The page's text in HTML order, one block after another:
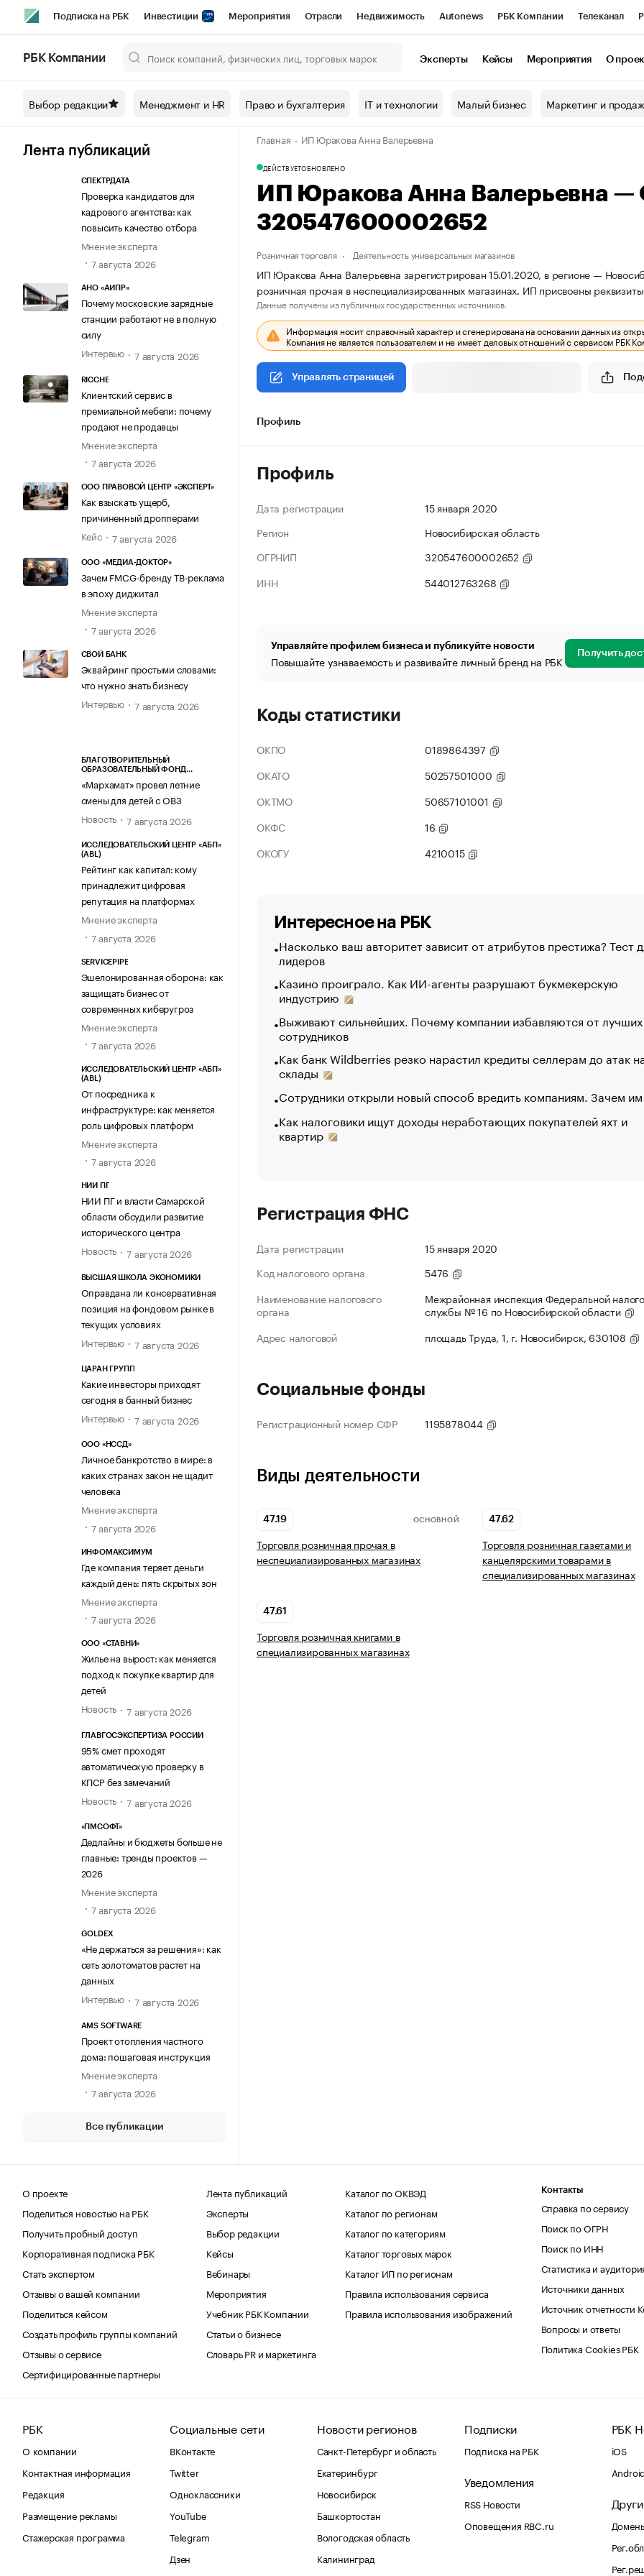
Подписка на РБК Инвестиции Мероприятия Отрасли Недвижимость Autonews РБК Компании Телеканал
Спецпроекты СПб Конференции СПб Спецпроекты Проверка контрагентов
Технологии и медиа Рынок наличной валюты
РБК Компании Эксперты Кейсы Мероприятия О
Выбор редакции Менеджмент и HR Право и бухгалтерия IT и технологии Малый бизнес Маркетинг и
Лента публикаций
СПЕКТРДАТА
Проверка кандидатов для
кадрового агентства: как
повысить качество отбора
Мнение эксперта
7 августа 2026
АНО «АИПР»
Почему московские зарядные
станции работают не в полную
силу
Интервью
7 августа 2026
RICCHE
Клиентский сервис в
премиальной мебели: почему
продают не продавцы
Мнение эксперта
7 августа 2026
ООО ПРАВОВОЙ ЦЕНТР «ЭКСПЕРТ»
Как взыскать ущерб,
причиненный дропперами
Кейс
7 августа 2026
ООО «МЕДИА-ДОКТОР»
Зачем FMCG-бренду ТВ-реклама
в эпоху диджитал
Мнение эксперта
7 августа 2026
СВОЙ БАНК
Эквайринг простыми словами:
что нужно знать бизнесу
Интервью
7 августа 2026
БЛАГОТВОРИТЕЛЬНЫЙ
ОБРАЗОВАТЕЛЬНЫЙ ФОНД
«Мархамат» провел летние
смены для детей с ОВЗ
Новость
7 августа 2026
ИССЛЕДОВАТЕЛЬСКИЙ ЦЕНТР «АБП»
(ABL)
Рейтинг как капитал: кому
принадлежит цифровая
репутация на платформах
Мнение эксперта
7 августа 2026
SERVICEPIPE
Эшелонированная оборона: как
защищать бизнес от
современных киберугроз
Мнение эксперта
7 августа 2026
ИССЛЕДОВАТЕЛЬСКИЙ ЦЕНТР «АБП»
(ABL)
От посредника к
инфраструктуре: как меняется
роль цифровых платформ
Мнение эксперта
7 августа 2026
НИИ ПГ
НИИ ПГ и власти Самарской
области обсудили развитие
исторического центра
Новость
7 августа 2026
ВЫСШАЯ ШКОЛА ЭКОНОМИКИ
Оправдана ли консервативная
позиция на фондовом рынке в
текущих условиях
Интервью
7 августа 2026
ЦАРАН ГРУПП
Какие инвесторы приходят
сегодня в банный бизнес
Интервью
7 августа 2026
ООО «НССД»
Личное банкротство в мире: в
каких странах закон не щадит
человека
Мнение эксперта
7 августа 2026
ИНФОМАКСИМУМ
Где компания теряет деньги
каждый день: пять скрытых зон
Мнение эксперта
7 августа 2026
ООО «СТАВНИ»
Жилье на вырост: как меняется
подход к покупке квартир для
детей
Новость
7 августа 2026
ГЛАВГОСЭКСПЕРТИЗА РОССИИ
95% смет проходят
автоматическую проверку в
КПСР без замечаний
Новость
7 августа 2026
«ПМСОФТ»
Дедлайны и бюджеты больше не
главные: тренды проектов —
2026
Мнение эксперта
7 августа 2026
GOLDEX
«Не держаться за решения»: как
сеть золотоматов растет на
данных
Интервью
7 августа 2026
AMS SOFTWARE
Проект отопления частного
дома: пошаговая инструкция
Мнение эксперта
7 августа 2026
Все публикации
Главная ИП Юракова Анна Валерьевна
ДЕЙСТВУЕТОБНОВЛЕНО
ИП Юракова Анна Валерьевна
320547600002652
Розничная торговля Деятельность универсальных магазинов
ИП Юракова Анна Валерьевна зарегистрирован 15.01.2020, в регионе —
розничная прочая в неспециализированных магазинах. ИП присвоены
Данные получены из публичных государственных источников.
Информация носит справочный характер и сгенерирована на основании данных из
Компания не является пользователем и не имеет деловых отношений с сервисом РБК
Управлять страницей
Профиль
Профиль
Дата регистрации
15 января 2020
Регион
Новосибирская область
ОГРНИП
320547600002652
ИНН
544012763268
Управляйте профилем бизнеса и публикуйте новости
Повышайте узнаваемость и развивайте личный бренд на РБК Получить
Коды статистики
ОКПО
0189864397
ОКАТО
50257501000
ОКТМО
50657101001
ОКФС
16
ОКОГУ
4210015
Интересное на РБК
Насколько ваш авторитет зависит от атрибутов престижа? Тест
лидеров
Казино проиграло. Как ИИ-агенты разрушают букмекерскую
индустрию
Выживают сильнейших. Почему компании избавляются от лучших
сотрудников
Как банк Wildberries резко нарастил кредиты селлерам до атак
склады
Сотрудники открыли новый способ вредить компаниям. Зачем
Как налоговики ищут доходы неработающих покупателей яхт и
квартир
Регистрация ФНС
Дата регистрации
15 января 2020
Код налогового органа
5476
Наименование налогового
органа
Межрайонная инспекция Федеральной
службы № 16 по Новосибирской области
Адрес налоговой
площадь Труда, 1, г. Новосибирск, 630108
Социальные фонды
Регистрационный номер СФР 1195878044
Виды деятельности
47.19 ОСНОВНОЙ
Торговля розничная прочая в
неспециализированных магазинах
47.62
Торговля розничная газетами и
канцелярскими товарами в
специализированных магазинах
47.61
Торговля розничная книгами в
специализированных магазинах
О проекте
Поделиться новостью на РБК
Получить пробный доступ
Корпоративная подписка РБК
Стать экспертом
Отзывы о вашей компании
Поделиться кейсом
Создать профиль группы компаний
Отзывы о сервисе
Сертифицированные партнеры
Лента публикаций
Эксперты
Выбор редакции
Кейсы
Вебинары
Мероприятия
Учебник РБК Компании
Статьи о бизнесе
Словарь PR и маркетинга
Каталог по ОКВЭД
Каталог по регионам
Каталог по категориям
Каталог торговых марок
Каталог ИП по регионам
Правила использования сервиса
Правила использования изображений
Контакты
Справка по сервису
Поиск по ОГРН
Поиск по ИНН
Статистика и
Источники данных
Источник отчетности
Вопросы и ответы
Политика Cookies РБК
РБК
О компании
Контактная информация
Редакция
Размещение рекламы
Стажерская программа
Социальные сети
ВКонтакте
Twitter
Одноклассники
YouTube
Telegram
Дзен
Новости регионов
Санкт-Петербург и область
Екатеринбург
Новосибирск
Башкортостан
Вологодская область
Калининград
Подписки
Подписка на РБК
Уведомления
RSS Новости
Оповещения RBC.ru
РБК
iOS